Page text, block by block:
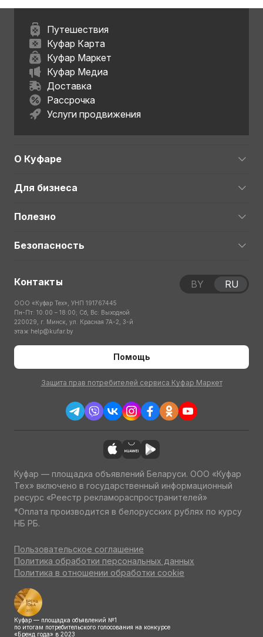
Путешествия
Куфар Карта
Куфар Маркет
Куфар Медиа
Доставка
Рассрочка
Услуги продвижения
О Куфаре
Для бизнеса
Полезно
Безопасность
Контакты
ООО «Куфар Тех», УНП 191767445
Пн-Пт: 10:00 – 18:00; Сб, Вс: Выходной
220029, г. Минск, ул. Красная 7А-2, 3-й
этаж help@kufar.by
Помощь
Защита прав потребителей сервиса Куфар Маркет
BY RU
Куфар — площадка объявлений Беларуси. ООО «Куфар
Тех» включено в государственный информационный
ресурс «Реестр рекламораспространителей»
*Оплата производится в белорусских рублях по курсу
НБ РБ.
Пользовательское соглашение
Политика обработки персональных данных
Политика в отношении обработки cookie
Куфар — площадка объявлений №1
по итогам потребительского голосования на конкурсе
«Бренд года» в 2023